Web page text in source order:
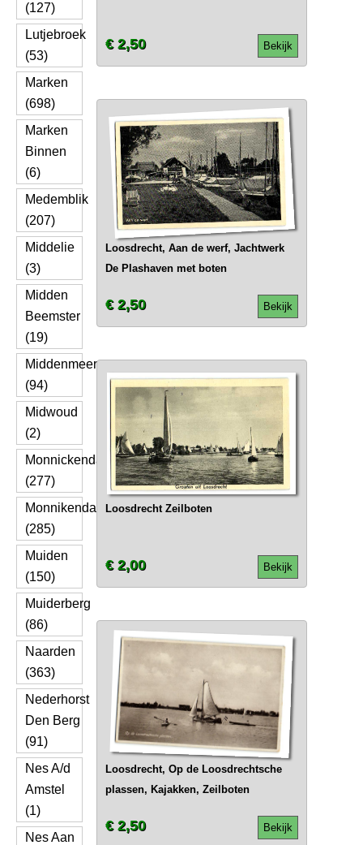
(127)
Lutjebroek
(53)
Marken
(698)
Marken
Binnen
(6)
Medemblik
(207)
Middelie
(3)
Midden
Beemster
(19)
Middenmeer
(94)
Midwoud
(2)
Monnickendam
(277)
Monnikendam
(285)
Muiden
(150)
Muiderberg
(86)
Naarden
(363)
Nederhorst
Den Berg
(91)
Nes A/d
Amstel
(1)
Nes Aan
Bekijk
€ 2,50
Loosdrecht, Aan de werf, Jachtwerk
De Plashaven met boten
Bekijk
€ 2,50
Loosdrecht Zeilboten
Bekijk
€ 2,00
Loosdrecht, Op de Loosdrechtsche
plassen, Kajakken, Zeilboten
Bekijk
€ 2,50